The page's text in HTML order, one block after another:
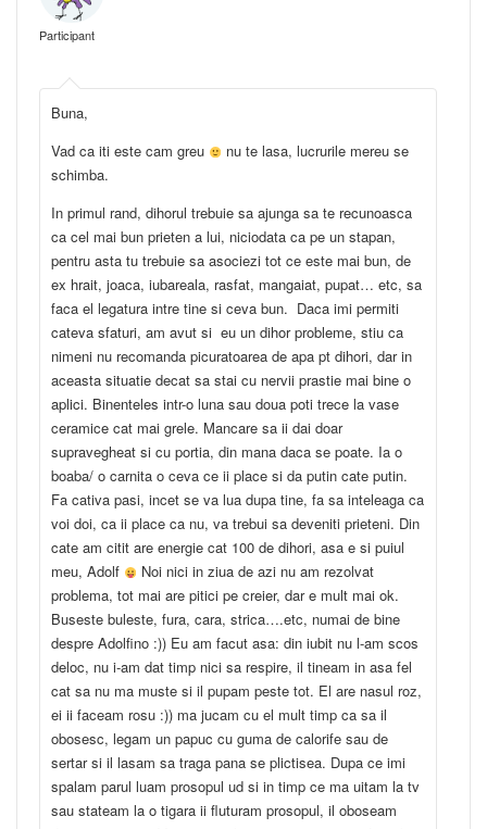
Participant
Buna,
Vad ca iti este cam greu
nu te lasa, lucrurile mereu se
schimba.
In primul rand, dihorul trebuie sa ajunga sa te recunoasca
ca cel mai bun prieten a lui, niciodata ca pe un stapan,
pentru asta tu trebuie sa asociezi tot ce este mai bun, de
ex hrait, joaca, iubareala, rasfat, mangaiat, pupat… etc, sa
faca el legatura intre tine si ceva bun. Daca imi permiti
cateva sfaturi, am avut si eu un dihor probleme, stiu ca
nimeni nu recomanda picuratoarea de apa pt dihori, dar in
aceasta situatie decat sa stai cu nervii prastie mai bine o
aplici. Binenteles intr-o luna sau doua poti trece la vase
ceramice cat mai grele. Mancare sa ii dai doar
supravegheat si cu portia, din mana daca se poate. Ia o
boaba/ o carnita o ceva ce ii place si da putin cate putin.
Fa cativa pasi, incet se va lua dupa tine, fa sa inteleaga ca
voi doi, ca ii place ca nu, va trebui sa deveniti prieteni. Din
cate am citit are energie cat 100 de dihori, asa e si puiul
meu, Adolf
Noi nici in ziua de azi nu am rezolvat
problema, tot mai are pitici pe creier, dar e mult mai ok.
Buseste buleste, fura, cara, strica….etc, numai de bine
despre Adolfino :)) Eu am facut asa: din iubit nu l-am scos
deloc, nu i-am dat timp nici sa respire, il tineam in asa fel
cat sa nu ma muste si il pupam peste tot. El are nasul roz,
ei ii faceam rosu :)) ma jucam cu el mult timp ca sa il
obosesc, legam un papuc cu guma de calorife sau de
sertar si il lasam sa traga pana se plictisea. Dupa ce imi
spalam parul luam prosopul ud si in timp ce ma uitam la tv
sau stateam la o tigara ii fluturam prosopul, il oboseam